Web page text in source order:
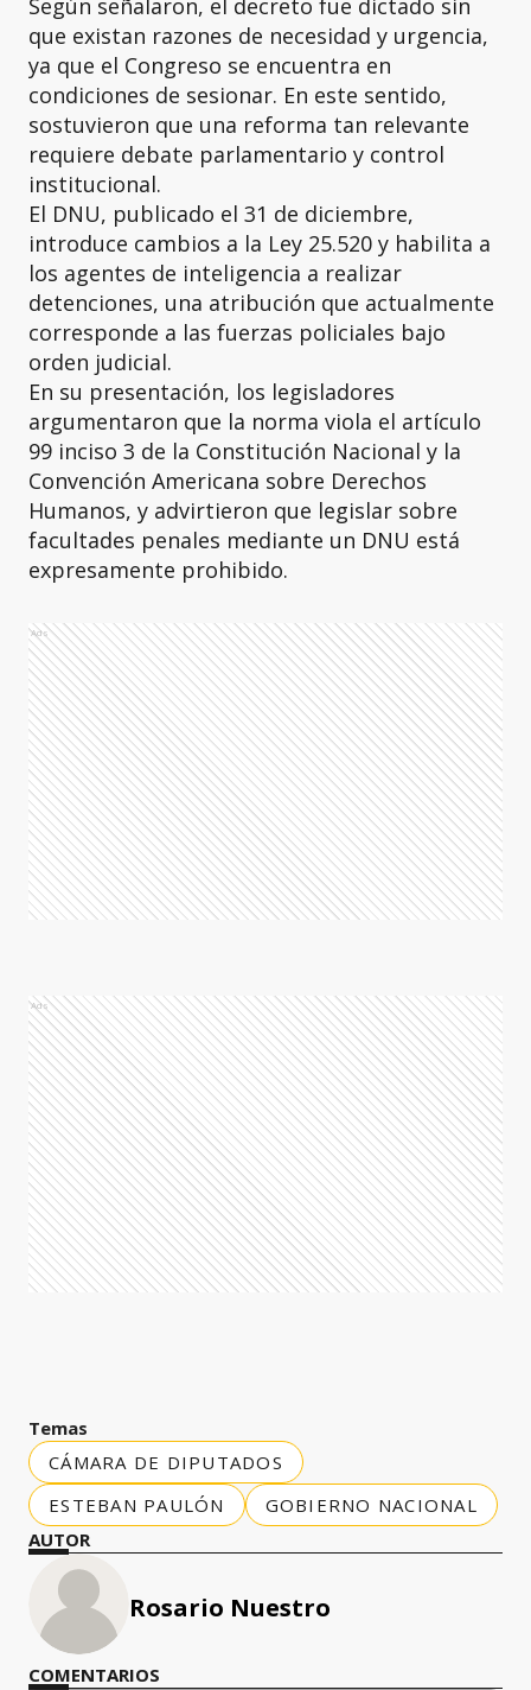
que existan razones de necesidad y urgencia,
ya que el Congreso se encuentra en
condiciones de sesionar. En este sentido,
sostuvieron que una reforma tan relevante
requiere debate parlamentario y control
institucional.
El DNU, publicado el 31 de diciembre,
introduce cambios a la Ley 25.520 y habilita a
los agentes de inteligencia a realizar
detenciones, una atribución que actualmente
corresponde a las fuerzas policiales bajo
orden judicial.
En su presentación, los legisladores
argumentaron que la norma viola el artículo
99 inciso 3 de la Constitución Nacional y la
Convención Americana sobre Derechos
Humanos, y advirtieron que legislar sobre
facultades penales mediante un DNU está
expresamente prohibido.
Ads
Ads
Temas
CÁMARA DE DIPUTADOS
ESTEBAN PAULÓN
GOBIERNO NACIONAL
AUTOR
Rosario Nuestro
COMENTARIOS